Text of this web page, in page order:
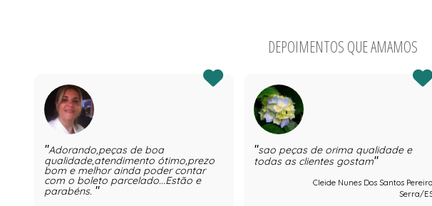
DEPOIMENTOS QUE AMAMOS
Adorando,peças de boa
qualidade,atendimento ótimo,prezo
bom e melhor ainda poder contar
com o boleto parcelado...Estão e
parabéns.
sao peças de orima qualidade e
todas as clientes gostam
Cleide Nunes Dos Santos Pereira
Serra/